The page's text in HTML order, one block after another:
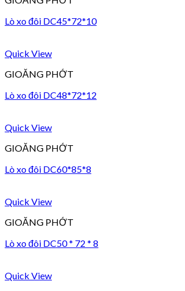
Lò xo đôi DC45*72*10
Quick View
GIOĂNG PHỚT
Lò xo đôi DC48*72*12
Quick View
GIOĂNG PHỚT
Lò xo đôi DC60*85*8
Quick View
GIOĂNG PHỚT
Lò xo đôi DC50 * 72 * 8
Quick View